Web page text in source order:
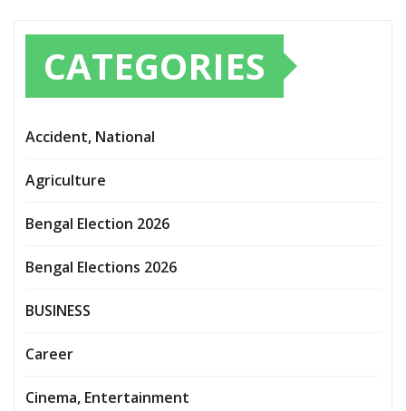
CATEGORIES
Accident, National
Agriculture
Bengal Election 2026
Bengal Elections 2026
BUSINESS
Career
Cinema, Entertainment